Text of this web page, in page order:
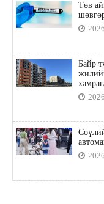
Төв
Байр